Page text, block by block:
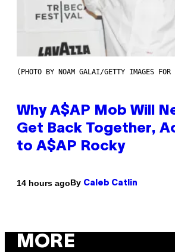
(PHOTO BY NOAM GALAI/GETTY IMAGES
Why A$AP Mob Will
Get Back Together,
to A$AP Rocky
14 hours agoBy Caleb Catlin
MORE